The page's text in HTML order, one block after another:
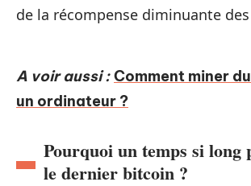
de la récompense diminuante des
A voir aussi : Comment miner
un ordinateur ?
Pourquoi un temps si
le dernier bitcoin ?